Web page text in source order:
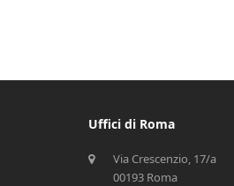
Uffici di Roma
Via Crescenzio, 17/a
00193 Roma